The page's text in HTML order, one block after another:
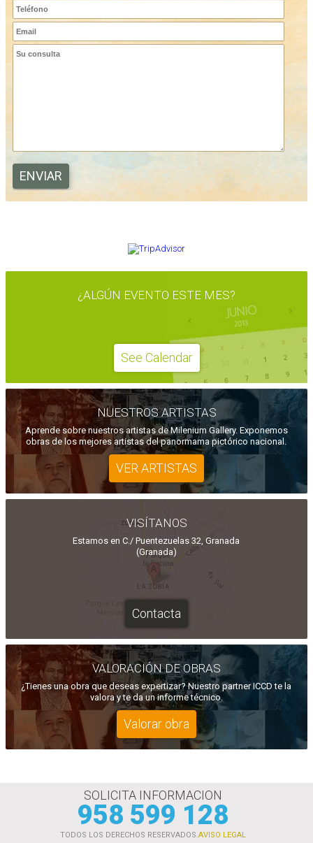
¿ALGÚN EVENTO ESTE MES?
See Calendar
NUESTROS ARTISTAS
Aprende sobre nuestros artistas de Milenium Gallery. Exponemos
obras de los mejores artistas del panormama pictórico nacional.
VER ARTISTAS
VISÍTANOS
Estamos en C./ Puentezuelas 32, Granada
(Granada)
Contacta
VALORACIÓN DE OBRAS
¿Tienes una obra que deseas expertizar? Nuestro partner ICCD te la
valora y te da un informe técnico.
Valorar obra
SOLICITA INFORMACION
958 599 128
TODOS LOS DERECHOS RESERVADOS.AVISO LEGAL